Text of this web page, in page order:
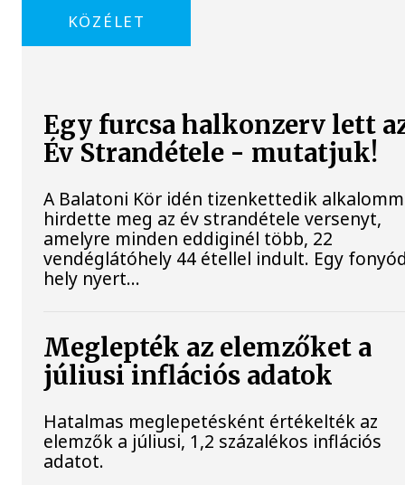
KÖZÉLET
Egy furcsa halkonzerv lett
Év Strandétele - mutatjuk!
A Balatoni Kör idén tizenkettedik
hirdette meg az év strandétele versenyt,
amelyre minden eddiginél több, 22
vendéglátóhely 44 étellel indult. Egy
hely nyert...
Meglepték az elemzőket a
júliusi inflációs adatok
Hatalmas meglepetésként értékelték az
elemzők a júliusi, 1,2 százalékos inflációs
adatot.